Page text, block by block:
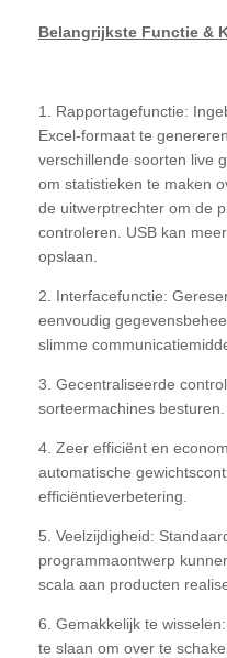
Belangrijkste Functie &
1. Rapportagefunctie:
Excel-formaat te
verschillende soorten live
om statistieken te maken
de uitwerptrechter om de
controleren. USB kan
opslaan.
2. Interfacefunctie:
eenvoudig
slimme
3. Gecentraliseerde
sorteermachines besturen.
4. Zeer efficiënt en
automatische
efficiëntieverbetering.
5. Veelzijdigheid:
programmaontwerp
scala aan producten
6. Gemakkelijk te
te slaan om over te